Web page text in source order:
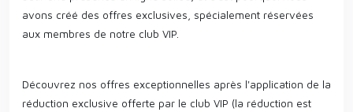
avons créé des offres exclusives, spécialement réservées
aux membres de notre club VIP.
Découvrez nos offres exceptionnelles après l'application de la
réduction exclusive offerte par le club VIP (la réduction est